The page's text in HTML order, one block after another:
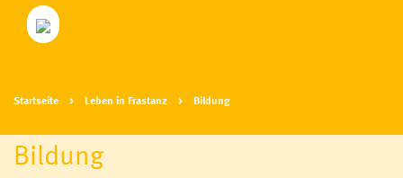
Geschichte
Parzellen
Wappen & Logo
Fraschtner Treff
Frastanz bittet zu Tisch
Startseite Leben in Frastanz Bildung
Bildung